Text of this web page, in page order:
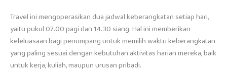
Travel ini mengoperasikan dua jadwal keberangkatan setiap hari,
yaitu pukul 07.00 pagi dan 14.30 siang. Hal ini memberikan
keleluasaan bagi penumpang untuk memilih waktu keberangkatan
yang paling sesuai dengan kebutuhan aktivitas harian mereka, baik
untuk kerja, kuliah, maupun urusan pribadi.